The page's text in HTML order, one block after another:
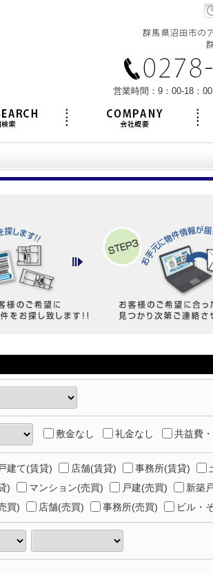
営業時間：9：00-18：
敷金なし 礼金なし 共益費
建て(賃貸) 店舗(賃貸) 事務所(賃貸)
) マンション(売買) 戸建(売買)
新築
買) 店舗(売買) 事務所(売買) ビル・